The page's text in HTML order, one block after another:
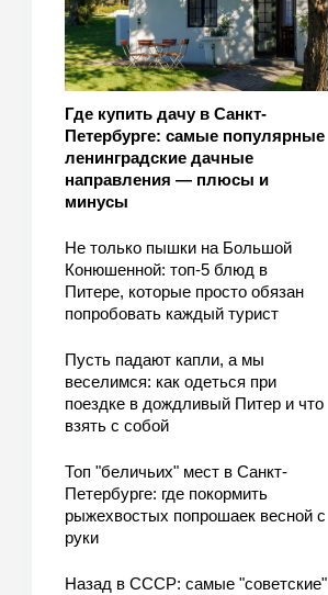
Где купить дачу в Санкт-
Петербурге: самые популярные
ленинградские дачные
направления — плюсы и
минусы
Не только пышки на Большой
Конюшенной: топ-5 блюд в
Питере, которые просто обязан
попробовать каждый турист
Пусть падают капли, а мы
веселимся: как одеться при
поездке в дождливый Питер и что
взять с собой
Топ "беличьих" мест в Санкт-
Петербурге: где покормить
рыжехвостых попрошаек весной с
руки
Назад в СССР: самые "советские"